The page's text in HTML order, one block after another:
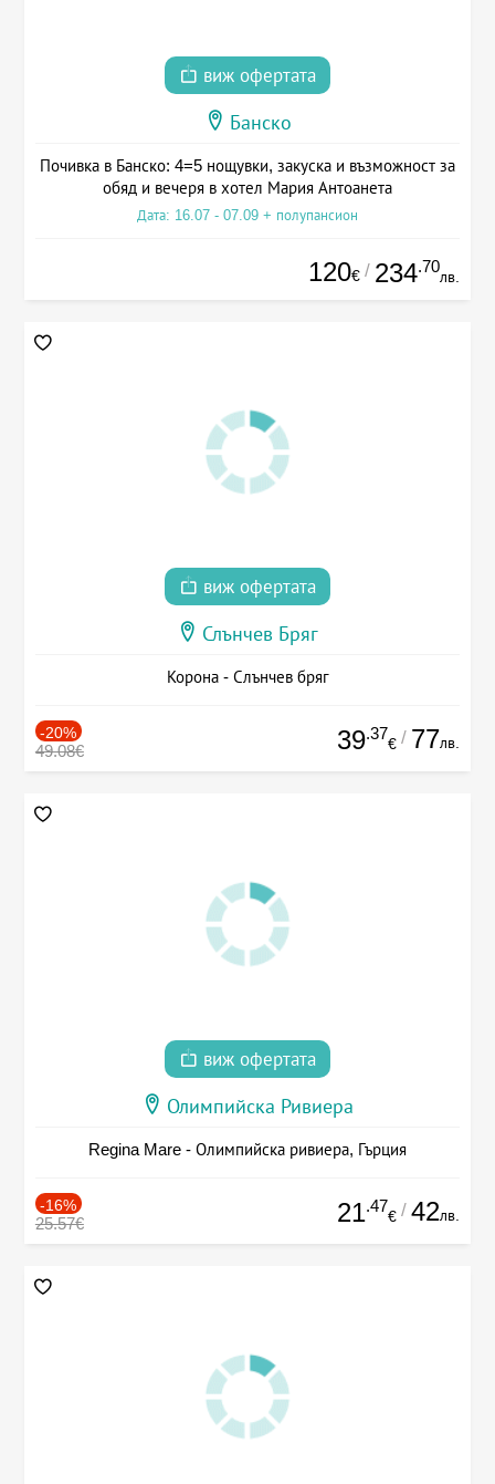
виж офертата
Банско
Почивка в Банско: 4=5 нощувки, закуска и възможност за
обяд и вечеря в хотел Мария Антоанета
Дата: 16.07 - 07.09 + полупансион
120€ / 234.70
лв.
виж офертата
Слънчев Бряг
Корона - Слънчев бряг
-20%
49.08€ 39.37
€ / 77лв.
виж офертата
Олимпийска Ривиера
Regina Mare - Олимпийска ривиера, Гърция
-16%
25.57€ 21.47
€ / 42лв.